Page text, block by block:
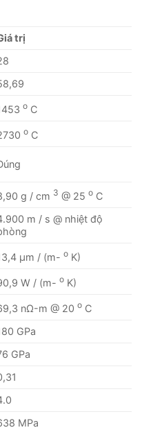
trị
o C
o C
g / cm 3 @ 25o C
m / s @ nhiệt độ
μm / (m-o K)
W / (m-o K)
nΩ-m @ 20o C
GPa
GPa
MPa